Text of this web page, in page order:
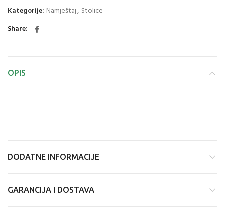
Kategorije: Namještaj, Stolice
Share
OPIS
DODATNE INFORMACIJE
GARANCIJA I DOSTAVA